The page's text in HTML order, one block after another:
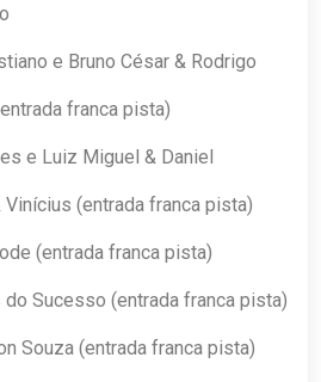
e Bruno César & Rodrigo
franca pista)
e Luiz Miguel & Daniel
(entrada franca pista)
(entrada franca pista)
Sucesso (entrada franca pista)
Souza (entrada franca pista)